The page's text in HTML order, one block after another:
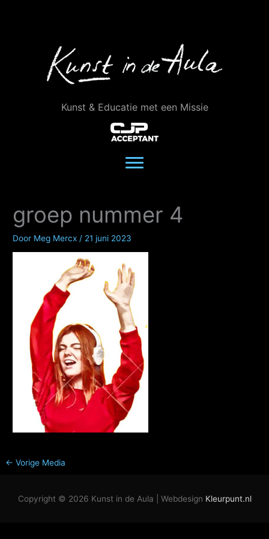
Kunst & Educatie met een Missie
groep nummer 4
Door Meg Mercx / 21 juni 2023
← Vorige Media
Copyright © 2026 Kunst in de Aula | Webdesign Kleurpunt.nl